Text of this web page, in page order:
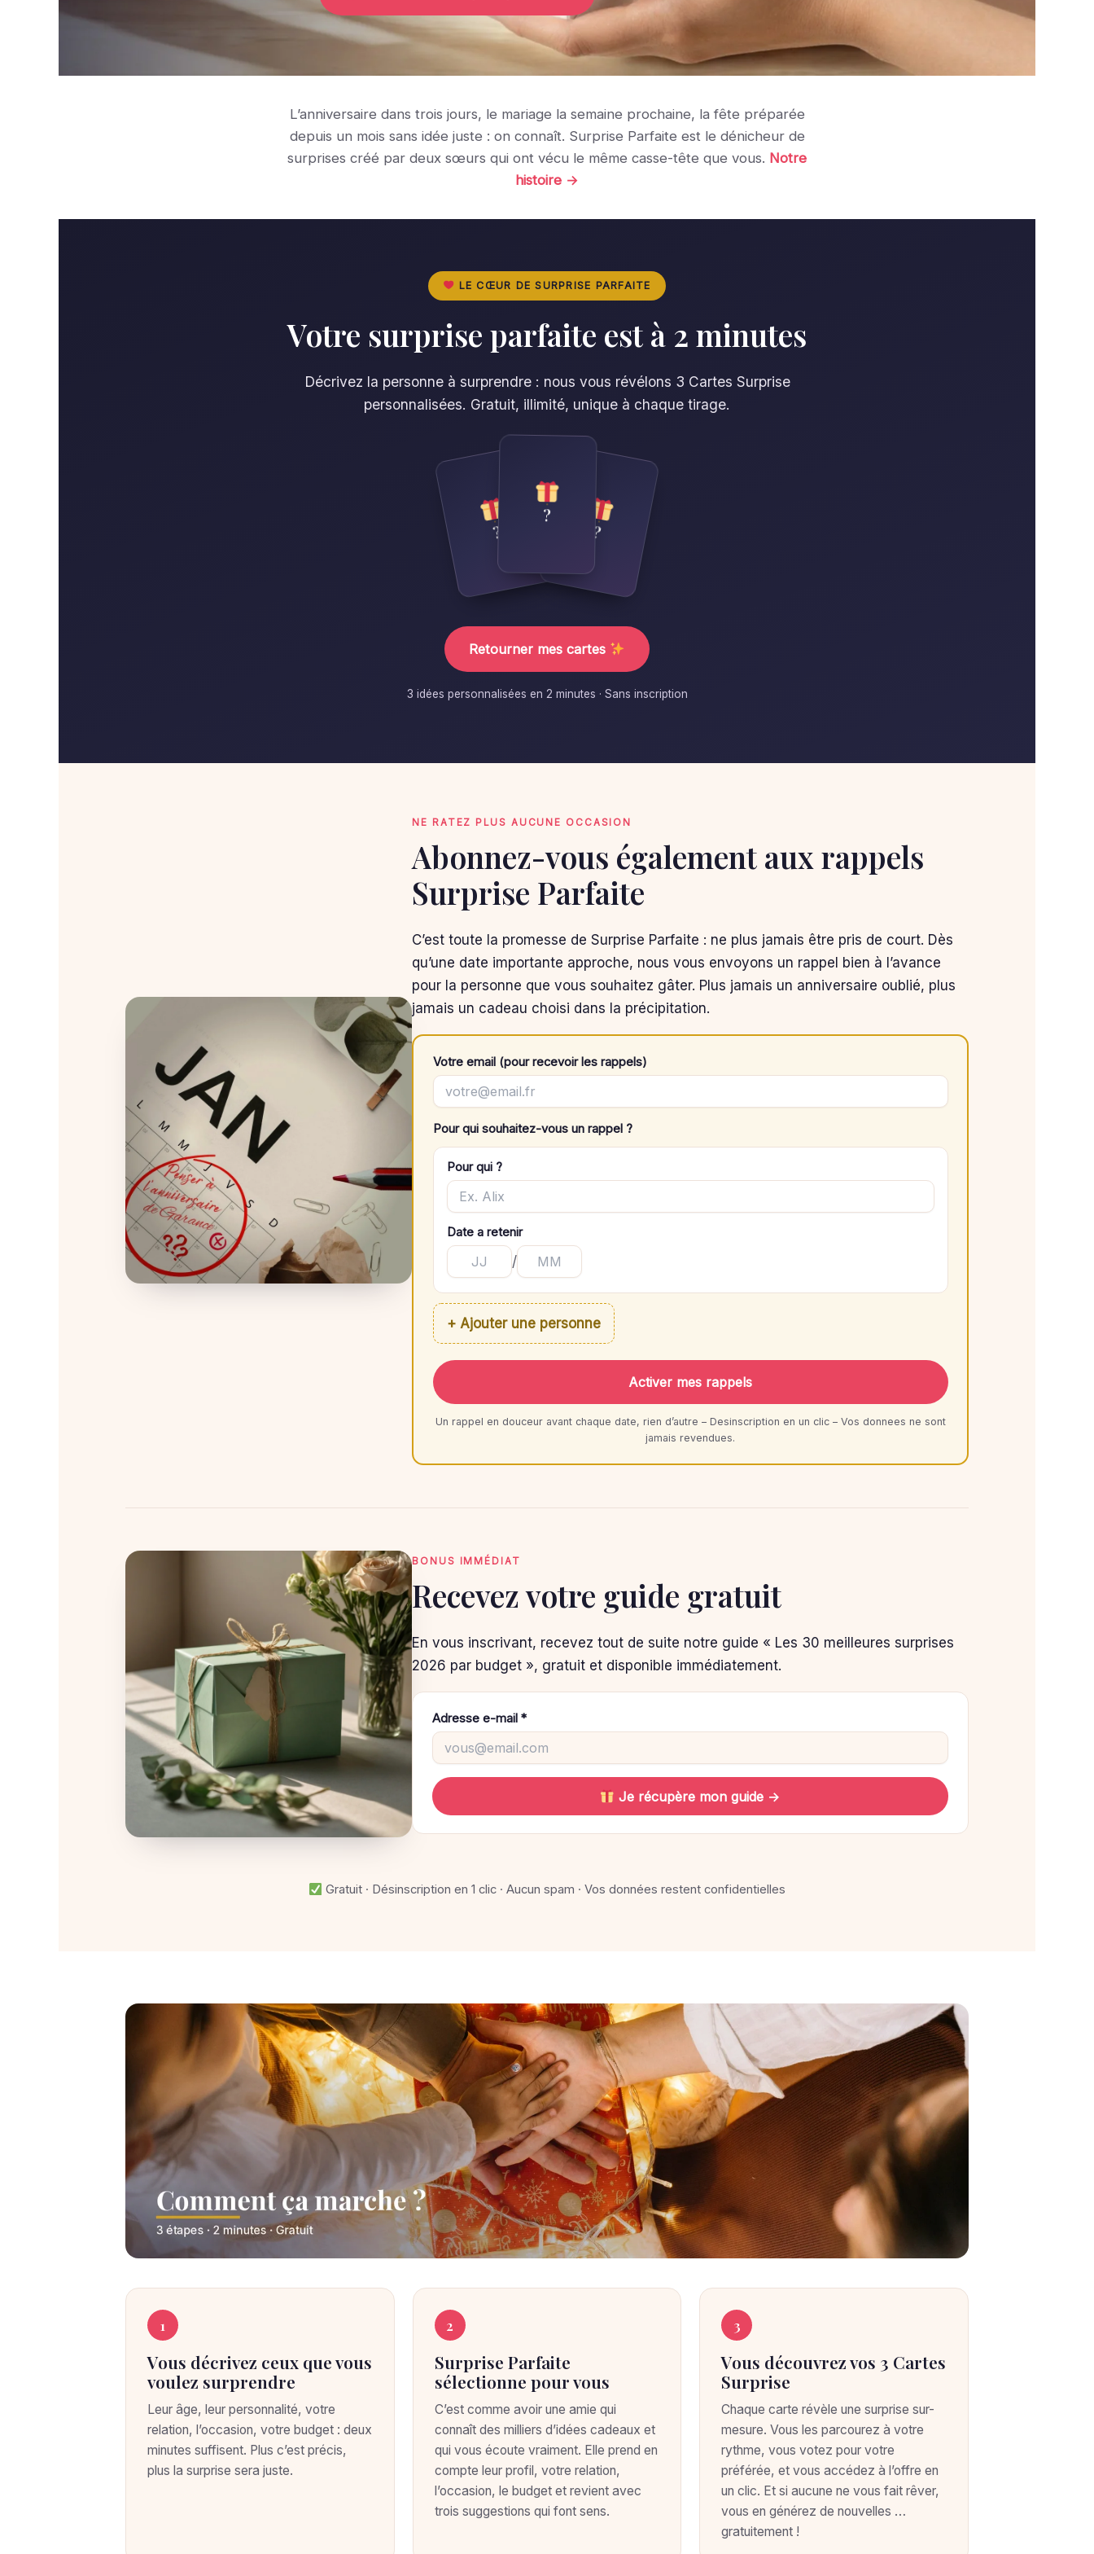
L’anniversaire dans trois jours, le mariage la semaine prochaine, la fête préparée
depuis un mois sans idée juste : on connaît. Surprise Parfaite est le dénicheur de
surprises créé par deux sœurs qui ont vécu le même casse-tête que vous. Notre
histoire →
LE CŒUR DE SURPRISE PARFAITE
Votre surprise parfaite est à 2 minutes
Décrivez la personne à surprendre : nous vous révélons 3 Cartes Surprise
personnalisées. Gratuit, illimité, unique à chaque tirage.
?
?
?
Retourner mes cartes
3 idées personnalisées en 2 minutes · Sans inscription
NE RATEZ PLUS AUCUNE OCCASION
Abonnez-vous également aux rappels
Surprise Parfaite
C’est toute la promesse de Surprise Parfaite : ne plus jamais être pris de court. Dès
qu’une date importante approche, nous vous envoyons un rappel bien à l’avance
pour la personne que vous souhaitez gâter. Plus jamais un anniversaire oublié, plus
jamais un cadeau choisi dans la précipitation.
Votre email (pour recevoir les rappels)
Pour qui souhaitez-vous un rappel ?
Pour qui ?
Date a retenir
/
+ Ajouter une personne
Activer mes rappels
Un rappel en douceur avant chaque date, rien d’autre – Desinscription en un clic – Vos donnees ne sont
jamais revendues.
BONUS IMMÉDIAT
Recevez votre guide gratuit
En vous inscrivant, recevez tout de suite notre guide « Les 30 meilleures surprises
2026 par budget », gratuit et disponible immédiatement.
Adresse e-mail *
Je récupère mon guide →
Gratuit · Désinscription en 1 clic · Aucun spam · Vos données restent confidentielles
C
C
m
m
1
Vous décrivez ceux que vous
voulez surprendre
Leur âge, leur personnalité, votre
relation, l’occasion, votre budget : deux
minutes suffisent. Plus c’est précis,
plus la surprise sera juste.
2
Surprise Parfaite
sélectionne pour vous
C’est comme avoir une amie qui
connaît des milliers d’idées cadeaux et
qui vous écoute vraiment. Elle prend en
compte leur profil, votre relation,
l’occasion, le budget et revient avec
trois suggestions qui font sens.
3
Vous découvrez vos 3 Cartes
Surprise
Chaque carte révèle une surprise sur-
mesure. Vous les parcourez à votre
rythme, vous votez pour votre
préférée, et vous accédez à l’offre en
un clic. Et si aucune ne vous fait rêver,
vous en générez de nouvelles …
gratuitement !